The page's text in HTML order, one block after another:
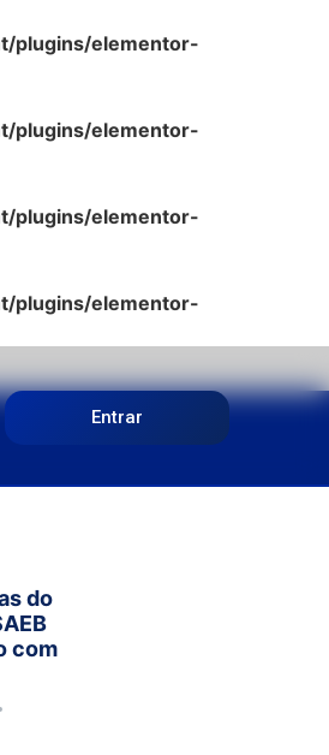
plugins/elementor-
plugins/elementor-
plugins/elementor-
plugins/elementor-
Entrar
do
com